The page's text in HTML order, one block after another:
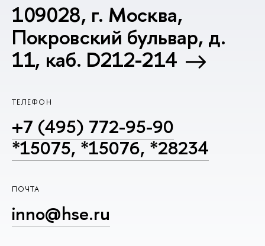
109028, г. Москва,
Покровский бульвар, д.
11, каб. D212-214
ТЕЛЕФОН
+7 (495) 772-95-90
*15075, *15076, *28234
ПОЧТА
inno@hse.ru